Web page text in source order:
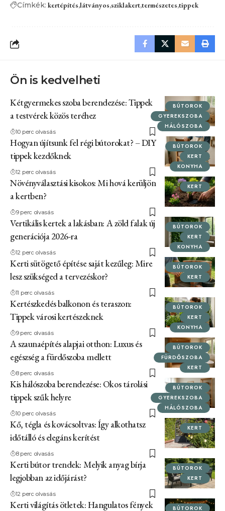
Címkék: kertépítés látványos sziklakerttermészetes tippek
Ön is kedvelheti
BÚTOROK
GYEREKSZOBA
HÁLÓSZOBA
Kétgyermekes szoba berendezése: Tippek
a testvérek közös teréhez
10 perc olvasás
BÚTOROK
KERT
KONYHA
Hogyan újítsunk fel régi bútorokat? – DIY
tippek kezdőknek
12 perc olvasás
KERT
Növényválasztási kisokos: Mi hová kerüljön
a kertben?
9 perc olvasás
BÚTOROK
KERT
KONYHA
Vertikális kertek a lakásban: A zöld falak új
generációja 2026-ra
12 perc olvasás
BÚTOROK
KERT
Kerti sütögető építése saját kezűleg: Mire
lesz szükséged a tervezéskor?
11 perc olvasás
BÚTOROK
KERT
KONYHA
Kertészkedés balkonon és teraszon:
Tippek városi kertészeknek
9 perc olvasás
BÚTOROK
FÜRDŐSZOBA
KERT
A szaunaépítés alapjai otthon: Luxus és
egészség a fürdőszoba mellett
8 perc olvasás
BÚTOROK
GYEREKSZOBA
HÁLÓSZOBA
Kis hálószoba berendezése: Okos tárolási
tippek szűk helyre
10 perc olvasás
KERT
Kő, tégla és kovácsoltvas: Így alkothatsz
időtálló és elegáns kerítést
8 perc olvasás
BÚTOROK
KERT
Kerti bútor trendek: Melyik anyag bírja
legjobban az időjárást?
12 perc olvasás
BÚTOROK
Kerti világítás ötletek: Hangulatos fények